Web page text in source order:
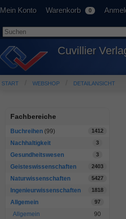
Mein Konto Warenkorb 0
Cuvillier
START WEBSHOP DETAILANSICHT
Fachbereiche
Buchreihen (99) 1412
Nachhaltigkeit 3
Gesundheitswesen 3
Geisteswissenschaften 2403
Naturwissenschaften 5427
Ingenieurwissenschaften 1818
Allgemein 97
Allgemein
90